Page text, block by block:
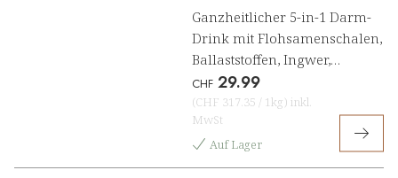
Ganzheitlicher 5-in-1 Darm-
Drink mit Flohsamenschalen,
Ballaststoffen, Ingwer,
Probiotika und Enzymen
CHF 29.99
(CHF 317.35 / 1kg) inkl.
MwSt
Auf Lager